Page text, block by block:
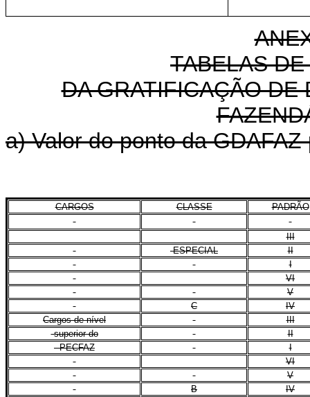
TABELAS
DA GRATIFICAÇÃO DE
a) Valor do ponto da
CARGOS CLASSE PADRÃO
III
ESPECIAL
II
I
VI
V
C
IV
Cargos de nível
III
superior do
II
PECFAZ
I
VI
V
B
IV